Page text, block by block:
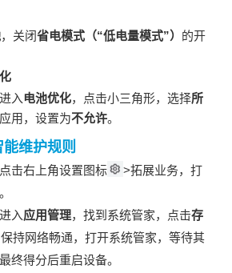
，关闭省电模式 （“低电量模式”） 的开
入电池优化，点击小三角形，选择所
用，设置为不允许。
维护规则
击右上角设置图标
>拓展业务，打
入应用管理，找到系统管家，点击存
持网络畅通，打开系统管家，等待其
终得分后重启设备。